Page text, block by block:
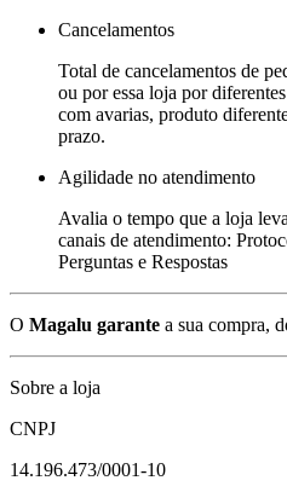
Cancelamentos
Total de cancelamentos de
ou por essa loja por
com avarias, produto
prazo.
Agilidade no atendimento
Avalia o tempo que a loja
canais de atendimento:
Perguntas e Respostas
O Magalu garante a sua compra,
Sobre a loja
CNPJ
14.196.473/0001-10